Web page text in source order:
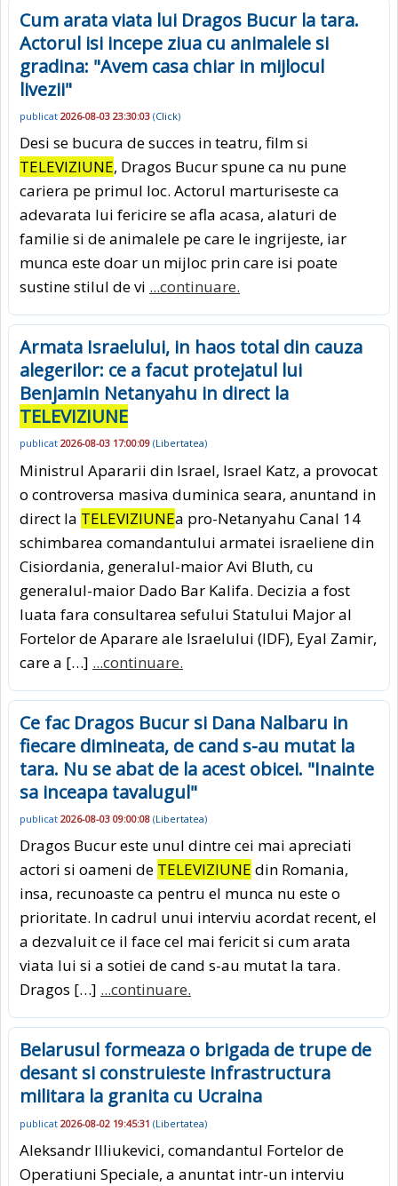
Cum arata viata lui Dragos Bucur la tara.
Actorul isi incepe ziua cu animalele si
gradina: "Avem casa chiar in mijlocul
livezii"
publicat 2026-08-03 23:30:03 (Click)
Desi se bucura de succes in teatru, film si
TELEVIZIUNE, Dragos Bucur spune ca nu pune
cariera pe primul loc. Actorul marturiseste ca
adevarata lui fericire se afla acasa, alaturi de
familie si de animalele pe care le ingrijeste, iar
munca este doar un mijloc prin care isi poate
sustine stilul de vi ...continuare.
Armata Israelului, in haos total din cauza
alegerilor: ce a facut protejatul lui
Benjamin Netanyahu in direct la
TELEVIZIUNE
publicat 2026-08-03 17:00:09 (Libertatea)
Ministrul Apararii din Israel, Israel Katz, a provocat
o controversa masiva duminica seara, anuntand in
direct la TELEVIZIUNEa pro-Netanyahu Canal 14
schimbarea comandantului armatei israeliene din
Cisiordania, generalul-maior Avi Bluth, cu
generalul-maior Dado Bar Kalifa. Decizia a fost
luata fara consultarea sefului Statului Major al
Fortelor de Aparare ale Israelului (IDF), Eyal Zamir,
care a […] ...continuare.
Ce fac Dragos Bucur si Dana Nalbaru in
fiecare dimineata, de cand s-au mutat la
tara. Nu se abat de la acest obicei. "Inainte
sa inceapa tavalugul"
publicat 2026-08-03 09:00:08 (Libertatea)
Dragos Bucur este unul dintre cei mai apreciati
actori si oameni de TELEVIZIUNE din Romania,
insa, recunoaste ca pentru el munca nu este o
prioritate. In cadrul unui interviu acordat recent, el
a dezvaluit ce il face cel mai fericit si cum arata
viata lui si a sotiei de cand s-au mutat la tara.
Dragos […] ...continuare.
Belarusul formeaza o brigada de trupe de
desant si construieste infrastructura
militara la granita cu Ucraina
publicat 2026-08-02 19:45:31 (Libertatea)
Aleksandr Illiukevici, comandantul Fortelor de
Operatiuni Speciale, a anuntat intr-un interviu